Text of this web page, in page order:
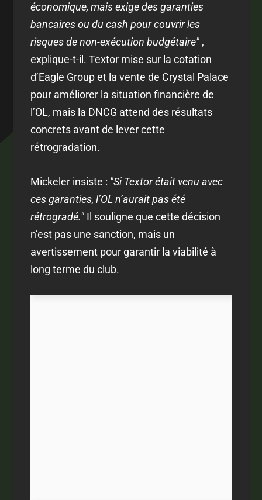
économique, mais exige des garanties
bancaires ou du cash pour couvrir les
risques de non-exécution budgétaire" ,
explique-t-il. Textor mise sur la cotation
d’Eagle Group et la vente de Crystal Palace
pour améliorer la situation financière de
l’OL, mais la DNCG attend des résultats
concrets avant de lever cette
rétrogradation.
Mickeler insiste : "Si Textor était venu avec
ces garanties, l’OL n’aurait pas été
rétrogradé." Il souligne que cette décision
n’est pas une sanction, mais un
avertissement pour garantir la viabilité à
long terme du club.